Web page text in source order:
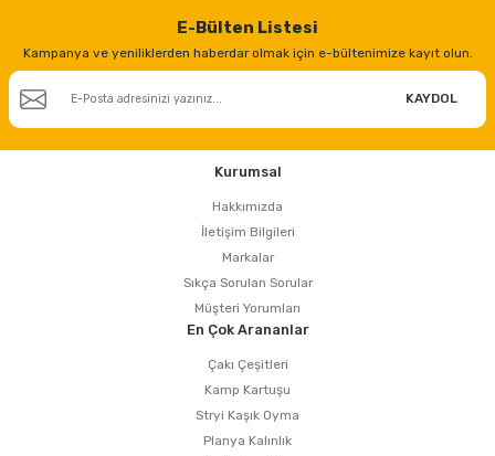
E-Bülten Listesi
Kampanya ve yeniliklerden haberdar olmak için e-bültenimize kayıt olun.
KAYDOL
Kurumsal
Hakkımızda
İletişim Bilgileri
Markalar
Sıkça Sorulan Sorular
Müşteri Yorumları
En Çok Arananlar
Çakı Çeşitleri
Kamp Kartuşu
Stryi Kaşık Oyma
Planya Kalınlık